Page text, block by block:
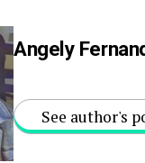
Angely
See author's